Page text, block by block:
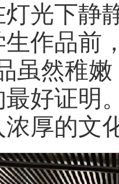
光下静
作品前
虽然稚
好证明
厚的文